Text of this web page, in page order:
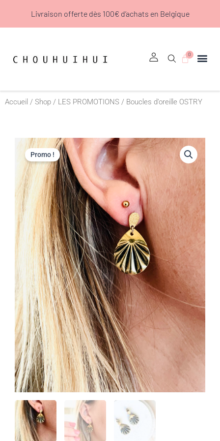
Livraison offerte dès 100€ d’achats en Belgique
0
Panier
Accueil / Shop / LES PROMOTIONS / Boucles d’oreille OSTRY
Promo !